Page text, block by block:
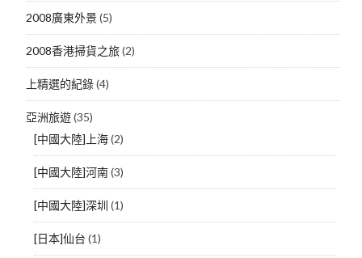
2008廣東外景(5)
2008香港掃貨之旅(2)
上精選的紀錄(4)
亞洲旅遊(35)
[中國大陸]上海(2)
[中國大陸]河南(3)
[中國大陸]深圳 (1)
[日本]仙台 (1)